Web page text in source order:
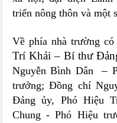
triển nông thôn và một
Về phía nhà trường
Trí Khải – Bí thư
Nguyễn Bình Dân–
trưởng; Đồng chí
Đảng ủy, Phó Hiệu
Chung - Phó Hiệu